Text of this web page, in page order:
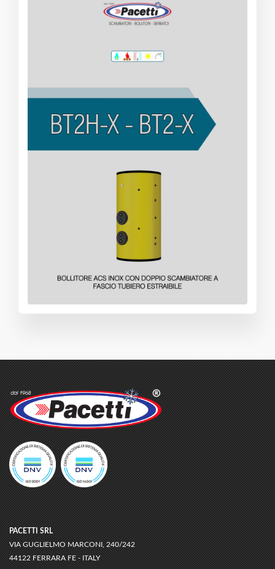
PACETTI SRL
VIA GUGLIELMO MARCONI, 240/242
44122 FERRARA FE - ITALY